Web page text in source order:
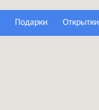
подарки открытки